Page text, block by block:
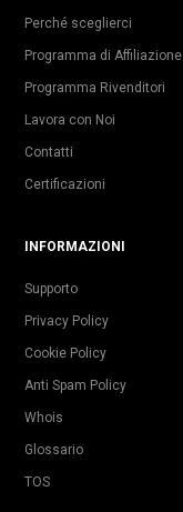
Perché sceglierci
Programma di Affiliazione
Programma Rivenditori
Lavora con Noi
Contatti
Certificazioni
INFORMAZIONI
Supporto
Privacy Policy
Cookie Policy
Anti Spam Policy
Whois
Glossario
TOS